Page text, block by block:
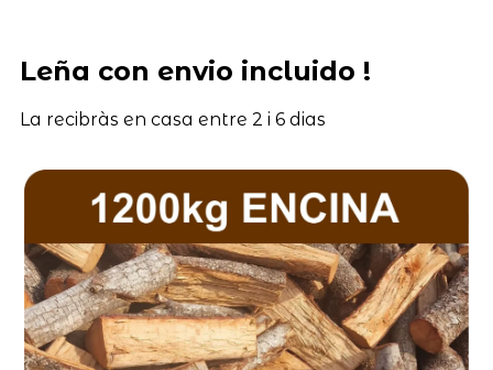
Leña con envio incluido !
La recibràs en casa entre 2 i 6 dias